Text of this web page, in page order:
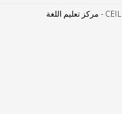
CEIL - مركز تعليم اللغة